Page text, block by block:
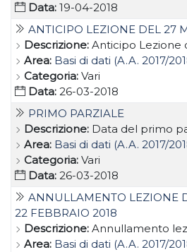
Data: 19-04-2018
ANTICIPO LEZIONE DEL 27
Descrizione: Anticipo Lezione
Area: Basi di dati (A.A. 2017/
Categoria: Vari
Data: 26-03-2018
PRIMO PARZIALE
Descrizione: Data del primo
Area: Basi di dati (A.A. 2017/
Categoria: Vari
Data: 26-03-2018
ANNULLAMENTO LEZIONE
22 FEBBRAIO 2018
Descrizione: Annullamento
Area: Basi di dati (A.A. 2017/